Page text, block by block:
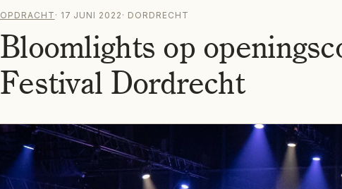
OPDRACHT · 17 JUNI 2022 · DORDRECHT
Bloomlights op
Festival Dordrecht